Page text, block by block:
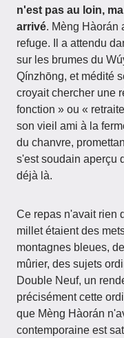
n'est pas au loin,
arrivé. Mèng Hàorán
refuge. Il a attendu
sur les brumes du
Qínzhōng, et médité
croyait chercher une
fonction » ou «
son vieil ami à la
du chanvre,
s'est soudain aperçu
déjà là.
Ce repas n'avait rien
millet étaient des
montagnes bleues,
mûrier, des sujets
Double Neuf, un
précisément cette
que Mèng Hàorán
contemporaine est